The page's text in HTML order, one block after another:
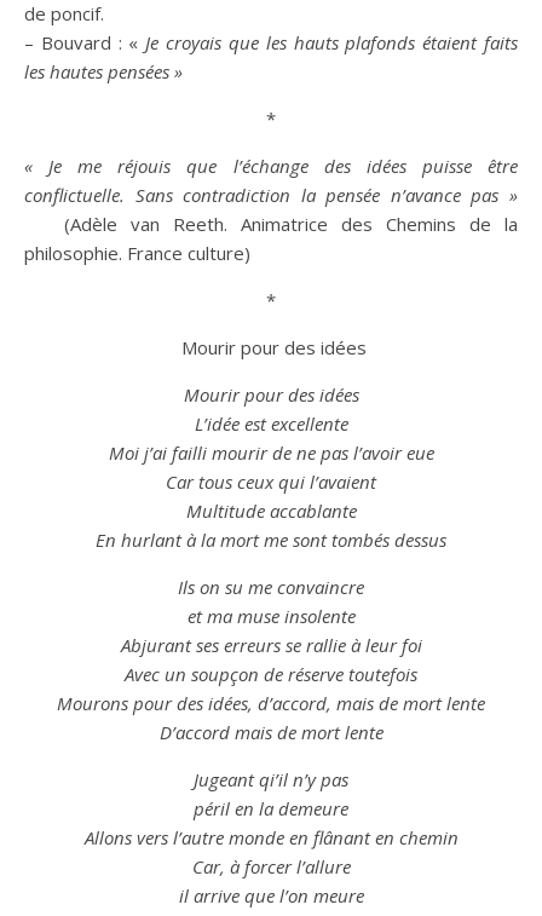
de poncif.
– Bouvard : «Je croyais que les hauts plafonds étaient faits
les hautes pensées »
*
« Je me réjouis que l’échange des idées puisse être
conflictuelle. Sans contradiction la pensée n’avance pas »
(Adèle van Reeth. Animatrice des Chemins de la
philosophie. France culture)
*
Mourir pour des idées
Mourir pour des idées
L’idéeest excellente
Moij’ai failli mourir de ne pas l’avoireue
Car tous ceux qui l’avaient
Multitude accablante
En hurlant à la mort me sont tombés dessus
Ils on su me convaincre
et ma muse insolente
Abjurant ses erreurs se rallie à leurfoi
Avec un soupçon de réserve toutefois
Mourons pour des idées, d’accord, mais de mort lente
D’accordmais de mort lente
Jugeant qi’il n’y pas
péril en la demeure
Allons vers l’autre monde en flânant en chemin
Car, à forcer l’allure
il arrive que l’on meure